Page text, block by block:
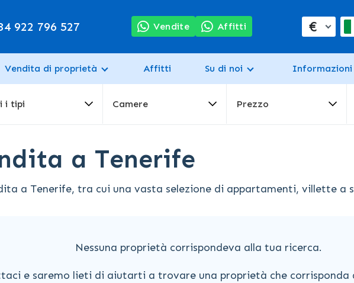
922 796 527 Vendite Affitti €
Vendita di proprietà Affitti Su di noi Informazioni
i tipi Camere Prezzo
a Tenerife
a Tenerife, tra cui una vasta selezione di appartamenti, villette a
Nessuna proprietà corrispondeva alla tua ricerca.
e saremo lieti di aiutarti a trovare una proprietà che corrisponda